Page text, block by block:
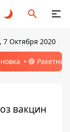
7 Октября 2020
🔴
вакцин